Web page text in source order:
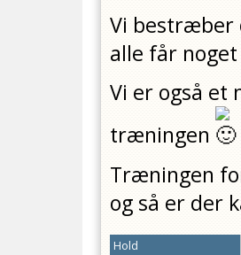
Vi bestræber
alle får
Vi er også et
træningen
Træningen
og så er der
Hold